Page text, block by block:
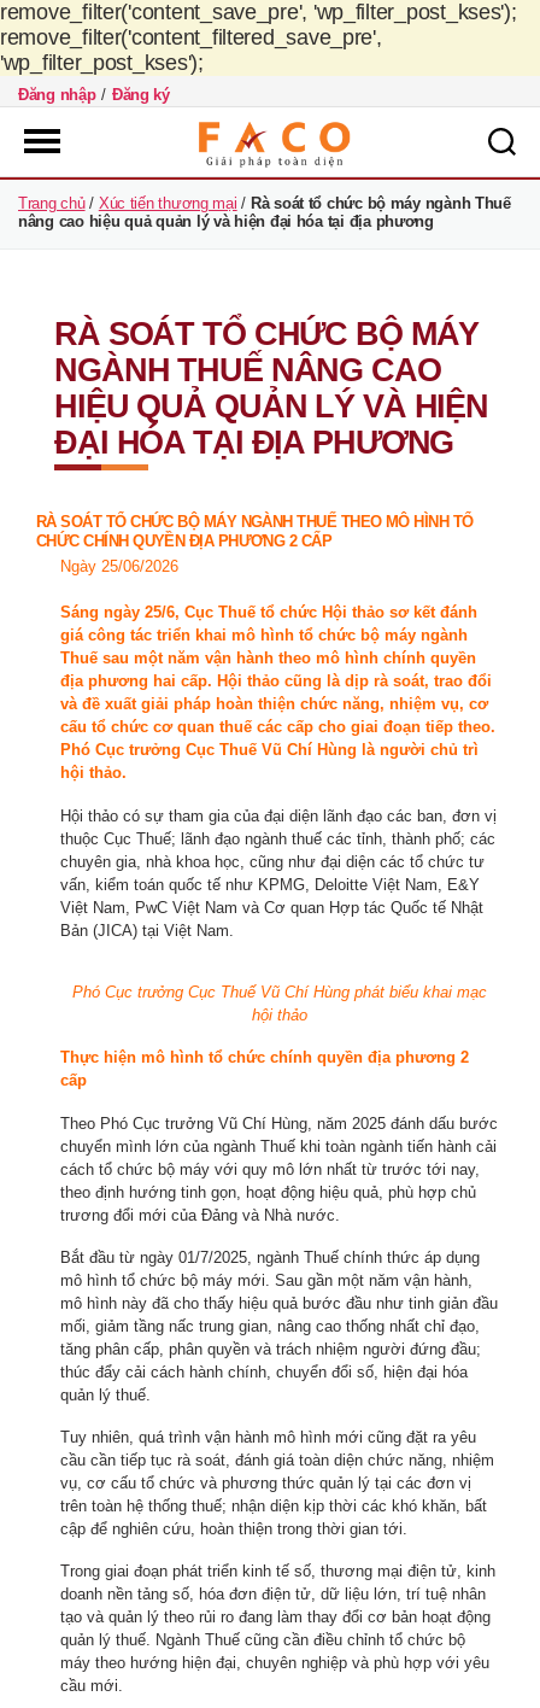
remove_filter('content_save_pre', 'wp_filter_post_kses');
remove_filter('content_filtered_save_pre',
'wp_filter_post_kses');
Đăng nhập / Đăng ký
FACO
Việt
Nam
Trang chủ/ Xúc tiến thương mại / Rà soát tổ chức bộ máy ngành Thuế
nâng cao hiệu quả quản lý và hiện đại hóa tại địa phương
RÀ SOÁT TỔ CHỨC BỘ MÁY
NGÀNH THUẾ NÂNG CAO
HIỆU QUẢ QUẢN LÝ VÀ HIỆN
ĐẠI HÓA TẠI ĐỊA PHƯƠNG
RÀ SOÁT TỔ CHỨC BỘ MÁY NGÀNH THUẾ THEO MÔ HÌNH TỔ
CHỨC CHÍNH QUYỀN ĐỊA PHƯƠNG 2 CẤP
Ngày 25/06/2026
Sáng ngày 25/6, Cục Thuế tổ chức Hội thảo sơ kết đánh
giá công tác triển khai mô hình tổ chức bộ máy ngành
Thuế sau một năm vận hành theo mô hình chính quyền
địa phương hai cấp. Hội thảo cũng là dịp rà soát, trao đổi
và đề xuất giải pháp hoàn thiện chức năng, nhiệm vụ, cơ
cấu tổ chức cơ quan thuế các cấp cho giai đoạn tiếp theo.
Phó Cục trưởng Cục Thuế Vũ Chí Hùng là người chủ trì
hội thảo.
Hội thảo có sự tham gia của đại diện lãnh đạo các ban, đơn vị
thuộc Cục Thuế; lãnh đạo ngành thuế các tỉnh, thành phố; các
chuyên gia, nhà khoa học, cũng như đại diện các tổ chức tư
vấn, kiểm toán quốc tế như KPMG, Deloitte Việt Nam, E&Y
Việt Nam, PwC Việt Nam và Cơ quan Hợp tác Quốc tế Nhật
Bản (JICA) tại Việt Nam.
Phó Cục trưởng Cục Thuế Vũ Chí Hùng phát biểu khai mạc
hội thảo
Thực hiện mô hình tổ chức chính quyền địa phương 2
cấp
Theo Phó Cục trưởng Vũ Chí Hùng, năm 2025 đánh dấu bước
chuyển mình lớn của ngành Thuế khi toàn ngành tiến hành cải
cách tổ chức bộ máy với quy mô lớn nhất từ trước tới nay,
theo định hướng tinh gọn, hoạt động hiệu quả, phù hợp chủ
trương đổi mới của Đảng và Nhà nước.
Bắt đầu từ ngày 01/7/2025, ngành Thuế chính thức áp dụng
mô hình tổ chức bộ máy mới. Sau gần một năm vận hành,
mô hình này đã cho thấy hiệu quả bước đầu như tinh giản đầu
mối, giảm tầng nấc trung gian, nâng cao thống nhất chỉ đạo,
tăng phân cấp, phân quyền và trách nhiệm người đứng đầu;
thúc đẩy cải cách hành chính, chuyển đổi số, hiện đại hóa
quản lý thuế.
Tuy nhiên, quá trình vận hành mô hình mới cũng đặt ra yêu
cầu cần tiếp tục rà soát, đánh giá toàn diện chức năng, nhiệm
vụ, cơ cấu tổ chức và phương thức quản lý tại các đơn vị
trên toàn hệ thống thuế; nhận diện kịp thời các khó khăn, bất
cập để nghiên cứu, hoàn thiện trong thời gian tới.
Trong giai đoạn phát triển kinh tế số, thương mại điện tử, kinh
doanh nền tảng số, hóa đơn điện tử, dữ liệu lớn, trí tuệ nhân
tạo và quản lý theo rủi ro đang làm thay đổi cơ bản hoạt động
quản lý thuế. Ngành Thuế cũng cần điều chỉnh tổ chức bộ
máy theo hướng hiện đại, chuyên nghiệp và phù hợp với yêu
cầu mới.